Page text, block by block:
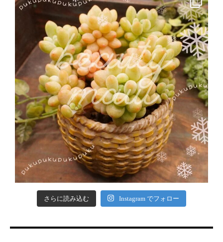
さらに読み込む Instagram でフォロー